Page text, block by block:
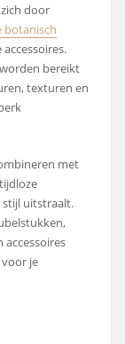
door
botanisch
bereikt
texturen en
met
uitstraalt.
je